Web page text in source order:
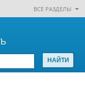
ВСЕ РАЗДЕЛЫ